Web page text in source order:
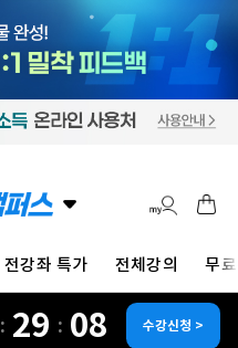
전강좌 특가 전체강의 무
: 29 : 05 수강신청 >